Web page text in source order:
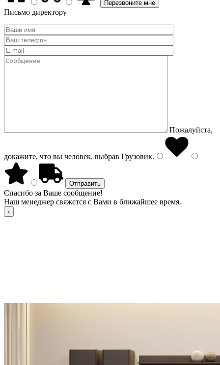
Письмо директору
Пожалуйста,
докажите, что вы человек, выбрав Грузовик.
Спасибо за Ваше сообщение!
Наш менеджер свяжется с Вами в ближайшее время.